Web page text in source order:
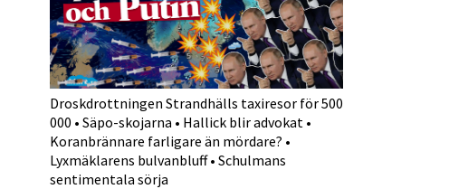
Droskdrottningen Strandhälls taxiresor för 500
000 • Säpo-skojarna • Hallick blir advokat •
Koranbrännare farligare än mördare? •
Lyxmäklarens bulvanbluff • Schulmans
sentimentala sörja